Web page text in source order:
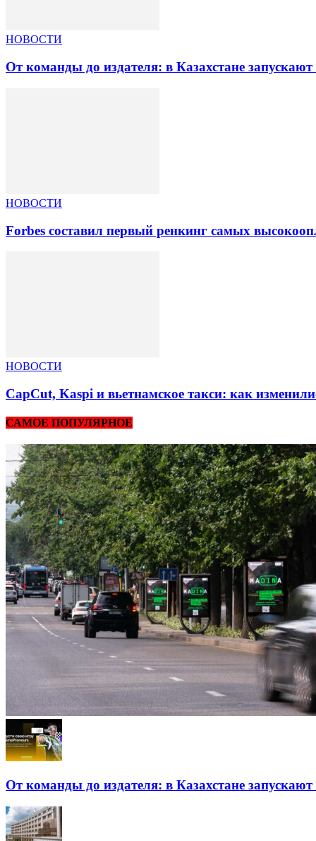
НОВОСТИ
От команды до издателя: в Казахстане
НОВОСТИ
Forbes составил первый ренкинг самых
НОВОСТИ
CapCut, Kaspi и вьетнамское такси: как
САМОЕ ПОПУЛЯРНОЕ
От команды до издателя: в Казахстане